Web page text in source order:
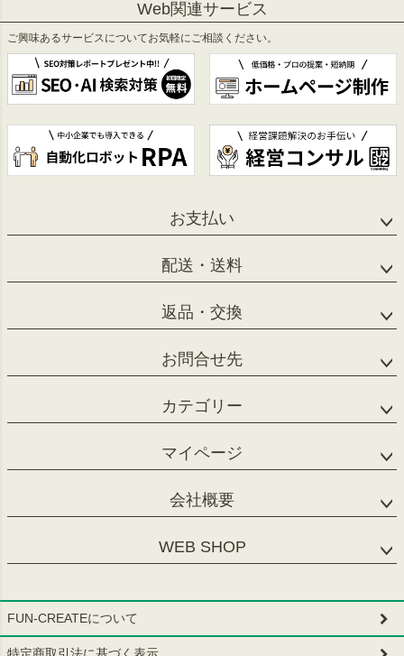
へ
Web関連サービス
ご興味あるサービスについてお気軽にご相談ください。
お支払い
配送・送料
返品・交換
お問合せ先
カテゴリー
マイページ
会社概要
WEB SHOP
FUN-CREATEについて